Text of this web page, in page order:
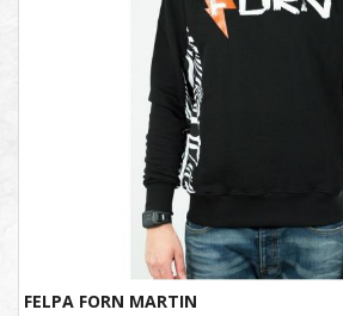
FELPA FORN MARTIN